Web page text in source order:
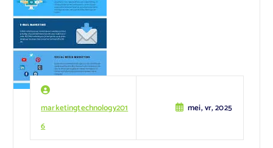
marketingtechnology201
6
mei, vr, 2025